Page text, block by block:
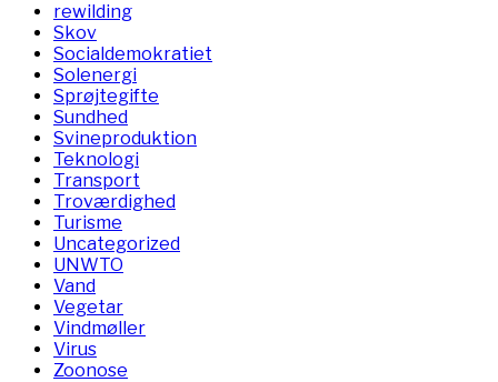
rewilding
Skov
Socialdemokratiet
Solenergi
Sprøjtegifte
Sundhed
Svineproduktion
Teknologi
Transport
Troværdighed
Turisme
Uncategorized
UNWTO
Vand
Vegetar
Vindmøller
Virus
Zoonose